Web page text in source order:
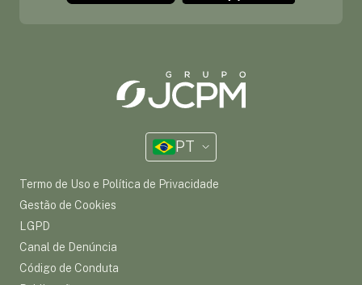
PT
Termo de Uso e Política de Privacidade
Gestão de Cookies
LGPD
Canal de Denúncia
Código de Conduta